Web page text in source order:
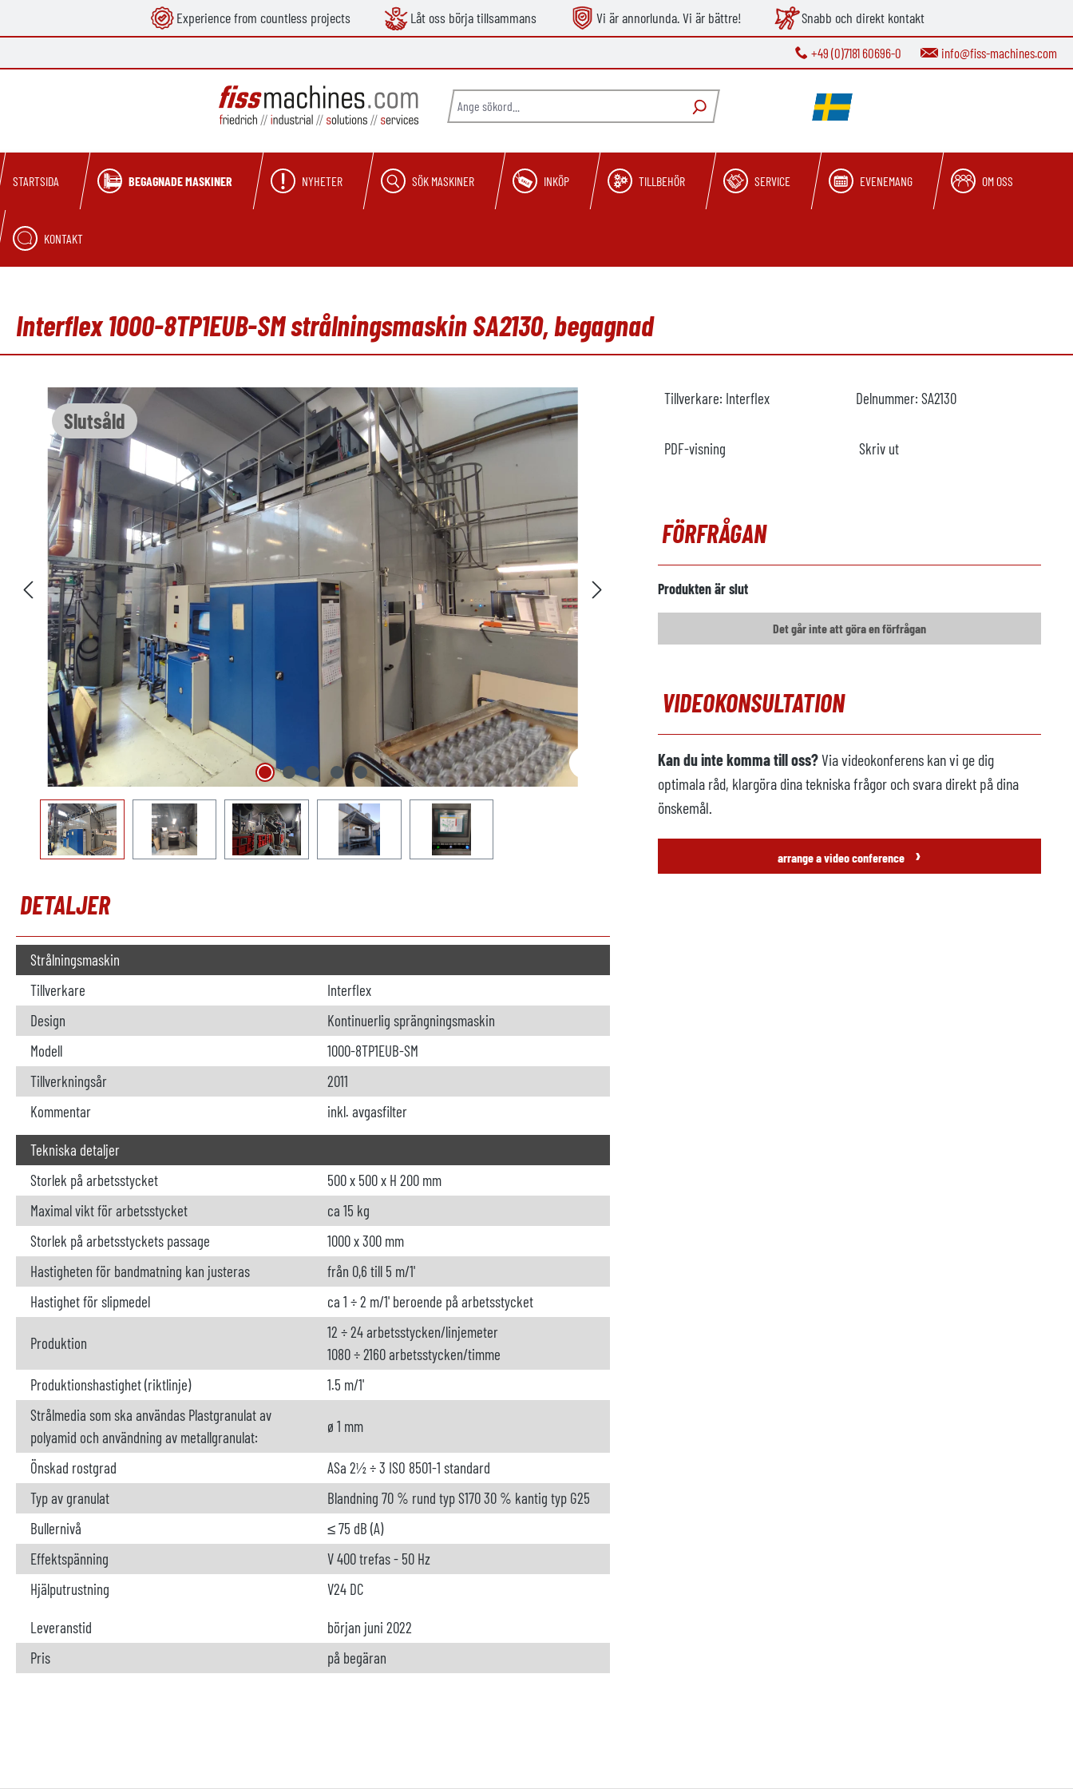
Hoppa till huvudnavigeringExperience from countless projects Låt oss börja tillsammans Vi är annorlunda. Vi är bättre! Snabb och direkt kontakt
+49 (0)7181 60696-0 info@fiss-machines.com
STARTSIDA BEGAGNADE MASKINER NYHETER SÖK MASKINER INKÖP TILLBEHÖR SERVICE EVENEMANG OM OSS
KONTAKT
Interflex 1000-8TP1EUB-SM strålningsmaskin SA2130, begagnad
Slutsåld
Hoppa över bildgalleri
DETALJER
Strålningsmaskin
Tillverkare
Interflex
Design
Kontinuerlig sprängningsmaskin
Modell
1000-8TP1EUB-SM
Tillverkningsår
2011
Kommentar
inkl. avgasfilter
Tekniska detaljer
Storlek på arbetsstycket
500 x 500 x H 200 mm
Maximal vikt för arbetsstycket
ca 15 kg
Storlek på arbetsstyckets passage
1000 x 300 mm
Hastigheten för bandmatning kan justeras
från 0,6 till 5 m/1'
Hastighet för slipmedel
ca 1 ÷ 2 m/1' beroende på arbetsstycket
Produktion
12 ÷ 24 arbetsstycken/linjemeter
1080 ÷ 2160 arbetsstycken/timme
Produktionshastighet (riktlinje)
1.5 m/1'
Strålmedia som ska användas Plastgranulat av
polyamid och användning av metallgranulat:
ø 1 mm
Önskad rostgrad
ASa 2½ ÷ 3 ISO 8501-1 standard
Typ av granulat
Blandning 70 % rund typ S170 30 % kantig typ G25
Bullernivå
≤ 75 dB (A)
Effektspänning
V 400 trefas - 50 Hz
Hjälputrustning
V24 DC
Leveranstid
början juni 2022
Pris
på begäran
Tillverkare: Interflex Delnummer: SA2130
PDF-visning Skriv ut
FÖRFRÅGAN
Produkten är slut
Det går inte att göra en förfrågan
VIDEOKONSULTATION
Kan du inte komma till oss?Via videokonferens kan vi ge dig
optimala råd, klargöra dina tekniska frågor och svara direkt på dina
önskemål.
arrange a video conference ›